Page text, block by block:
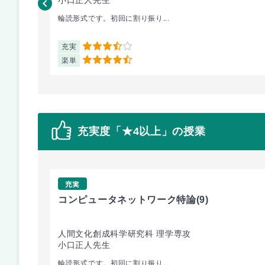
輪読形式です。初回に割り振り...
充実 3.5
楽単 4.5
充実度「★4以上」の授業
充実
コンピュータネットワーク特論(9)
人間文化創成科学研究科 理学専攻
小口正人先生
輪読形式です。初回に割り振り...